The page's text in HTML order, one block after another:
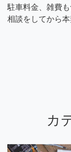
駐車料金、雑費
相談をしてから
カ